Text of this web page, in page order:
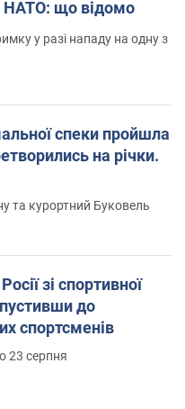
НАТО: що відомо
у разі нападу на одну з
спеки пройшла
на річки.
та курортний Буковель
зі спортивної
до
спортсменів
23 серпня